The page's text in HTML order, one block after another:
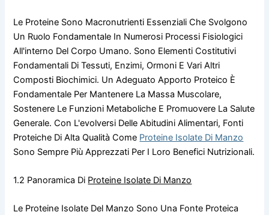
Le Proteine Sono Macronutrienti Essenziali Che Svolgono
Un Ruolo Fondamentale In Numerosi Processi Fisiologici
All'interno Del Corpo Umano. Sono Elementi Costitutivi
Fondamentali Di Tessuti, Enzimi, Ormoni E Vari Altri
Composti Biochimici. Un Adeguato Apporto Proteico È
Fondamentale Per Mantenere La Massa Muscolare,
Sostenere Le Funzioni Metaboliche E Promuovere La Salute
Generale. Con L'evolversi Delle Abitudini Alimentari, Fonti
Proteiche Di Alta Qualità Come Proteine Isolate Di Manzo
Sono Sempre Più Apprezzati Per I Loro Benefici Nutrizionali.
1.2 Panoramica Di Proteine Isolate Di Manzo
Le Proteine Isolate Del Manzo Sono Una Fonte Proteica